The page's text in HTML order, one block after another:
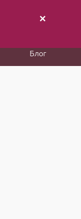
Блог
✕